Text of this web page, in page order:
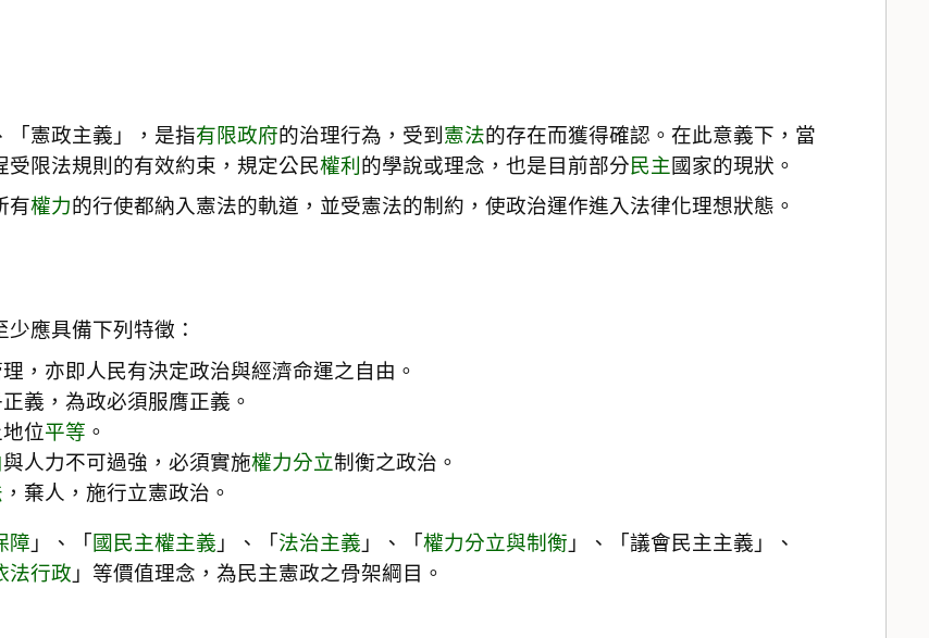
「憲政主義」，是指有限政府的治理行為，受到憲法的存在而獲得確認。在此意義下，當
受限法規則的有效約束，規定公民權利的學說或理念，也是目前部分民主國家的現狀。
有權力的行使都納入憲法的軌道，並受憲法的制約，使政治運作進入法律化理想狀態。
應具備下列特徵：
，亦即人民有決定政治與經濟命運之自由。
義，為政必須服膺正義。
位平等 。
與人力不可過強，必須實施權力分立制衡之政治。
，棄人，施行立憲政治。
障 」、「國民主權主義 」、「法治主義 」、「權力分立與制衡 」、「議會民主主義」、
法行政 」等價值理念，為民主憲政之骨架綱目。